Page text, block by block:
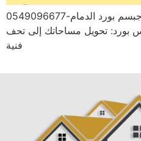
الدمام-0549096677
بورد: تحويل مساحاتك إلى تحف
فنية